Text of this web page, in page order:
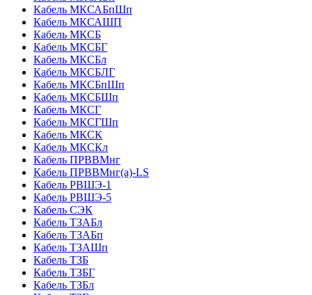
Кабель МКСАБпШп
Кабель МКСАШП
Кабель МКСБ
Кабель МКСБГ
Кабель МКСБл
Кабель МКСБЛГ
Кабель МКСБпШп
Кабель МКСБШп
Кабель МКСГ
Кабель МКСГШп
Кабель МКСК
Кабель МКСКл
Кабель ПРВВМнг
Кабель ПРВВМнг(а)-LS
Кабель РВШЭ-1
Кабель РВШЭ-5
Кабель СЭК
Кабель ТЗАБл
Кабель ТЗАБп
Кабель ТЗАШп
Кабель ТЗБ
Кабель ТЗБГ
Кабель ТЗБл